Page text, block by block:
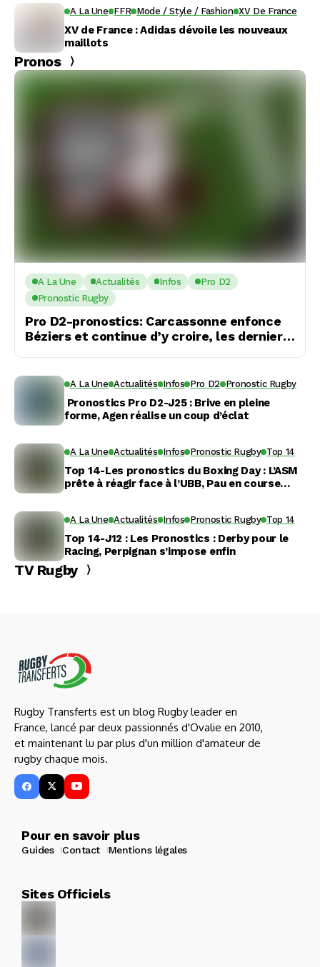
A La Une FFR Mode / Style / Fashion XV De France
XV de France : Adidas dévoile les nouveaux
maillots
Pronos
A La Une Actualités Infos
Pro D2
Pronostic Rugby
Pro D2-pronostics: Carcassonne enfonce
Béziers et continue d’y croire, les derniers
A La Une Actualités Infos Pro D2 Pronostic Rugby
Pronostics Pro D2-J25 : Brive en pleine
forme, Agen réalise un coup d’éclat
A La Une Actualités Infos Pronostic Rugby Top 14
Top 14-Les pronostics du Boxing Day : L’ASM
prête à réagir face à l’UBB, Pau en course
A La Une Actualités Infos Pronostic Rugby Top 14
Top 14-J12 : Les Pronostics : Derby pour le
Racing, Perpignan s’impose enfin
TV Rugby
Rugby Transferts est un blog Rugby leader en
France, lancé par deux passionnés d'Ovalie en 2010,
et maintenant lu par plus d'un million d'amateur de
rugby chaque mois.
Pour en savoir plus
Guides Contact Mentions légales
Sites Officiels